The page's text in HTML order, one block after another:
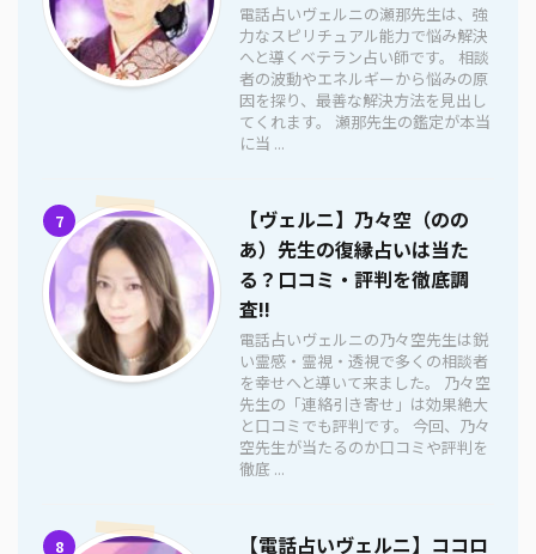
電話占いヴェルニの瀬那先生は、強
力なスピリチュアル能力で悩み解決
へと導くベテラン占い師です。 相談
者の波動やエネルギーから悩みの原
因を探り、最善な解決方法を見出し
てくれます。 瀬那先生の鑑定が本当
に当 ...
7
【ヴェルニ】乃々空（のの
あ）先生の復縁占いは当た
る？口コミ・評判を徹底調
査!!
電話占いヴェルニの乃々空先生は鋭
い霊感・霊視・透視で多くの相談者
を幸せへと導いて来ました。 乃々空
先生の「連絡引き寄せ」は効果絶大
と口コミでも評判です。 今回、乃々
空先生が当たるのか口コミや評判を
徹底 ...
8
【電話占いヴェルニ】ココロ